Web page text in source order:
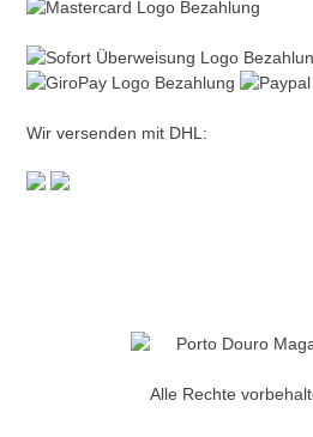
Wir versenden mit DHL:
Alle Rechte